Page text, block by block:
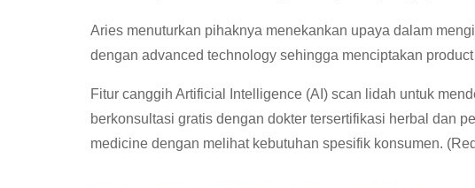
Aries menuturkan pihaknya menekankan upaya dalam
dengan advanced technology sehingga menciptakan
Fitur canggih Artificial Intelligence (AI) scan lidah untuk
berkonsultasi gratis dengan dokter tersertifikasi herbal dan
medicine dengan melihat kebutuhan spesifik konsumen.